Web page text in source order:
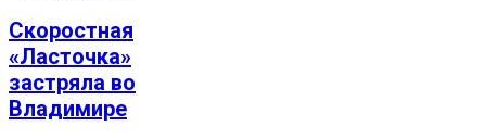
Скоростная
«Ласточка»
застряла во
Владимире